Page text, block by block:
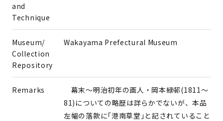
and
Technique
Museum/
Collection
Repository
Wakayama Prefectural Museum
Remarks
幕末〜明治初年の画人・岡本緑邨(1811～
81)についての略歴は詳らかでないが、本品
左幅の落款に｢港南草堂｣と記されていること